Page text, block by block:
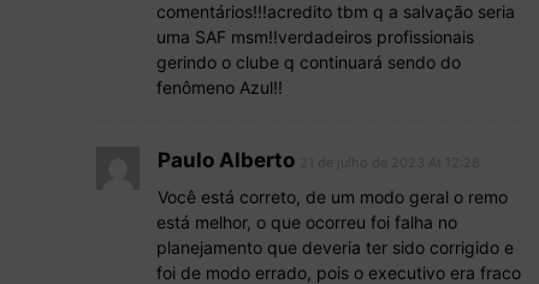
comentários!!!acredito tbm q a salvação seria
uma SAF msm!!verdadeiros profissionais
gerindo o clube q continuará sendo do
fenômeno Azul!!
Paulo Alberto
Você está correto, de um modo geral o remo
está melhor, o que ocorreu foi falha no
planejamento que deveria ter sido corrigido e
foi de modo errado, pois o executivo era fraco